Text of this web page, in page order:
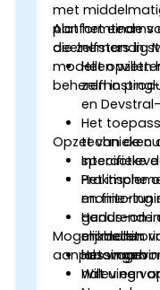
met
platformteams
die zelfstandig
modellen willen
beheren in
Aan het einde
deelnemers in
Het
en
Het
technieken
specifieke
Het
monitoring
gedurende
modellen.
Het
naleving
Opzet van de
Praktische
en fine-
Hands-on
en
Mogelijkheden
aanpassingen
Wilt u een